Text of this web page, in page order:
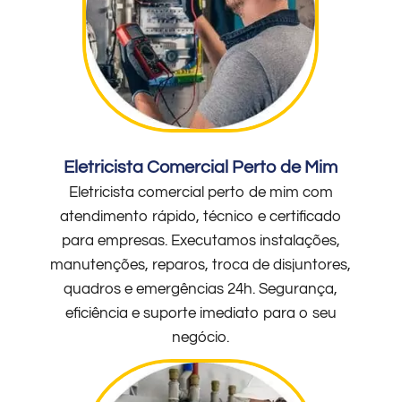
Eletricista Comercial Perto de Mim
Eletricista comercial perto de mim com
atendimento rápido, técnico e certificado
para empresas. Executamos instalações,
manutenções, reparos, troca de disjuntores,
quadros e emergências 24h. Segurança,
eficiência e suporte imediato para o seu
negócio.